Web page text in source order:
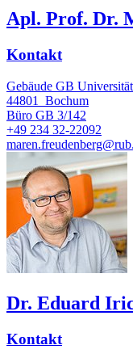
Apl. Prof. Dr.
Kontakt
Gebäude GB
44801
Bochum
Büro GB 3/142
+49 234 32-22092
Dr. Eduard
Kontakt